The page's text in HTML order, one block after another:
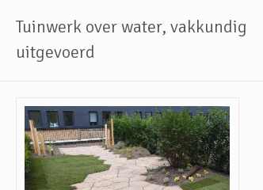
Tuinwerk over water, vakkundig
uitgevoerd